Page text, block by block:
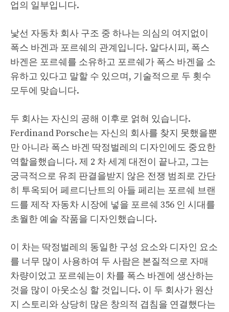
업의 일부입니다.
낯선 자동차 회사 구조 중 하나는 의심의 여지없이
폭스 바겐과 포르쉐의 관계입니다. 알다시피, 폭스
바겐은 포르쉐를 소유하고 포르쉐가 폭스 바겐을 소
유하고 있다고 말할 수 있으며, 기술적으로 두 횟수
모두에 맞습니다.
두 회사는 자신의 공해 이후로 얽혀 있습니다.
Ferdinand Porsche는 자신의 회사를 찾지 못했을뿐
만 아니라 폭스 바겐 딱정벌레의 디자인에도 중요한
역할을했습니다. 제 2 차 세계 대전이 끝나고, 그는
궁극적으로 유죄 판결을받지 않은 전쟁 범죄로 간단
히 투옥되어 페르디난트의 아들 페리는 포르쉐 브랜
드를 제작 자동차 시장에 넣을 포르쉐 356 인 시대를
초월한 예술 작품을 디자인했습니다.
이 차는 딱정벌레의 동일한 구성 요소와 디자인 요소
를 너무 많이 사용하여 두 사람은 본질적으로 자매
차량이었고 포르쉐는이 차를 폭스 바겐에 생산하는
것을 많이 아웃소싱 할 것입니다. 이 두 회사가 원산
지 스토리와 상당히 많은 창의적 겹침을 연결했다는